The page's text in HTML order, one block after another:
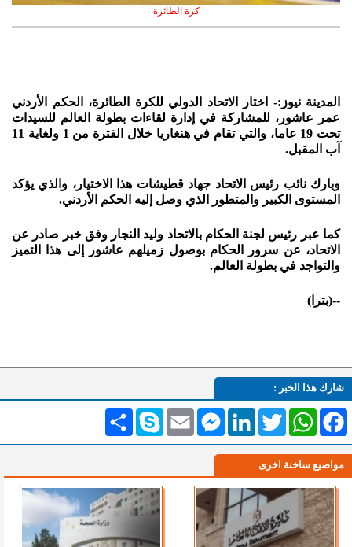
كرة الطائرة
المدينة نيوز:- اختار الاتحاد الدولي للكرة الطائرة، الحكم الأردني
عمر عاشور، للمشاركة في إدارة لقاءات بطولة العالم للسيدات
تحت 19 عاما، والتي تقام في هنغاريا خلال الفترة من 1 ولغاية 11
آب المقبل.
وبارك نائب رئيس الاتحاد جهاد قطيشات هذا الاختيار، والذي يؤكد
المستوى الكبير والمتطور الذي وصل إليه الحكم الأردني.
كما عبر رئيس لجنة الحكام بالاتحاد وليد النجار وفق خبر صادر عن
الاتحاد، عن سرور الحكام بوصول زميلهم عاشور إلى هذا التميز
والتواجد في بطولة العالم.
--(بترا)
شارك هذا الخبر :
انشر Skype Email
MessengerLinkedInTwitterWhatsAppFacebook
مواضيع ساخنة اخرى